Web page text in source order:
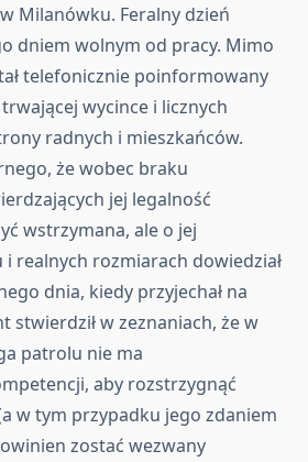
Milanówku. Feralny dzień
dniem wolnym od pracy. Mimo
telefonicznie poinformowany
wycince i licznych
radnych i mieszkańców.
że wobec braku
jej legalność
wstrzymana, ale o jej
i realnych rozmiarach dowiedział
dnia, kiedy przyjechał na
stwierdził w zeznaniach, że w
patrolu nie ma
aby rozstrzygnąć
w tym przypadku jego zdaniem
zostać wezwany